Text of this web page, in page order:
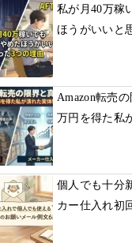
私が月40万稼
ほうがいいと
Amazon転売
万円を得た私
個人でも十分
カー仕入れ初